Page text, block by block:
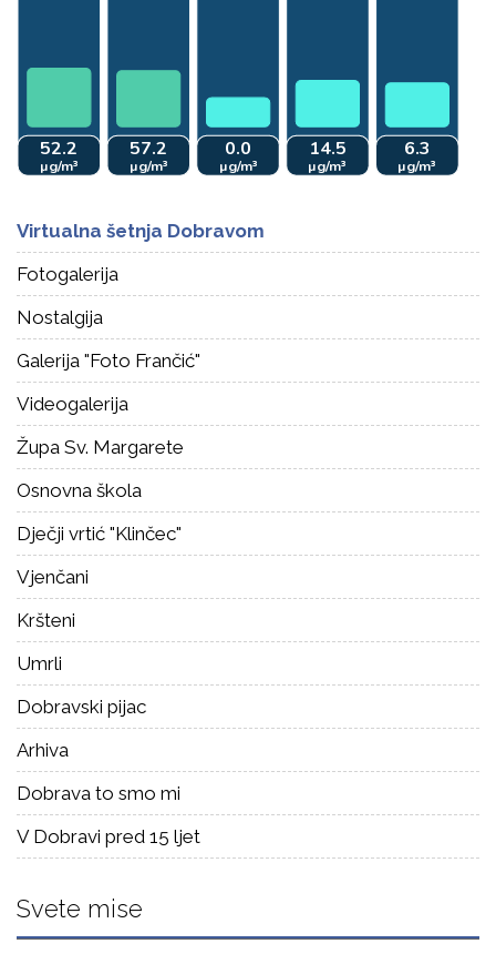
Virtualna šetnja Dobravom
Fotogalerija
Nostalgija
Galerija "Foto Frančić"
Videogalerija
Župa Sv. Margarete
Osnovna škola
Dječji vrtić "Klinčec"
Vjenčani
Kršteni
Umrli
Dobravski pijac
Arhiva
Dobrava to smo mi
V Dobravi pred 15 ljet
Svete mise